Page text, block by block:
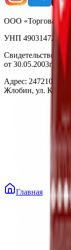
ООО «Торговая
УНП 490314725
Свидетельство о
от 30.05.2003г
Адрес: 247210,
Жлобин, ул.
Главная